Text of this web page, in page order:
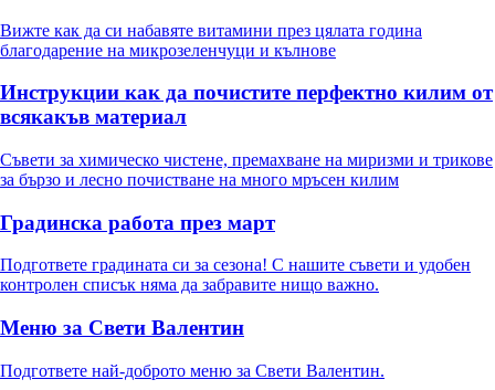
Вижте как да си набавяте витамини през цялата година
благодарение на микрозеленчуци и кълнове
Инструкции как да почистите перфектно килим от
всякакъв материал
Съвети за химическо чистене, премахване на миризми и трикове
за бързо и лесно почистване на много мръсен килим
Градинска работа през март
Подгответе градината си за сезона! С нашите съвети и удобен
контролен списък няма да забравите нищо важно.
Меню за Свети Валентин
Подгответе най-доброто меню за Свети Валентин.